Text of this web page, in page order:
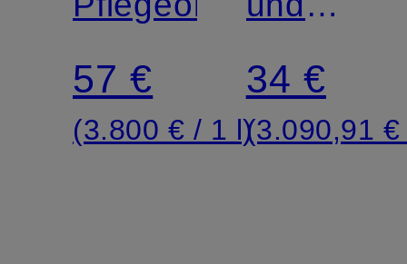
57 €
(3.800 € / 1 l)
Öl
34 €
(3.090,91